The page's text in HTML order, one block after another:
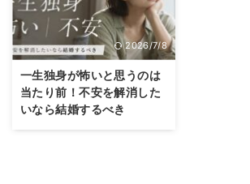
2026/7/8
一生独身が怖いと思うのは
当たり前！不安を解消した
いなら結婚するべき